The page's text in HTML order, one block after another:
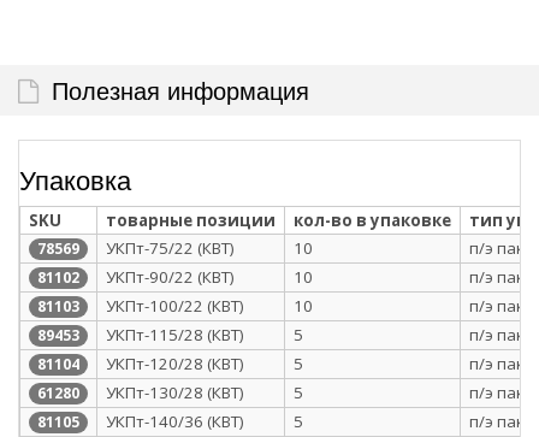
Полезная информация
Упаковка
SKU товарные позиции кол-во в упаковке тип
78569 УКПт-75/22 (КВТ) 10 п/э
81102 УКПт-90/22 (КВТ) 10 п/э
81103 УКПт-100/22 (КВТ) 10 п/э
89453 УКПт-115/28 (КВТ) 5 п/э
81104 УКПт-120/28 (КВТ) 5 п/э
61280 УКПт-130/28 (КВТ) 5 п/э
81105 УКПт-140/36 (КВТ) 5 п/э